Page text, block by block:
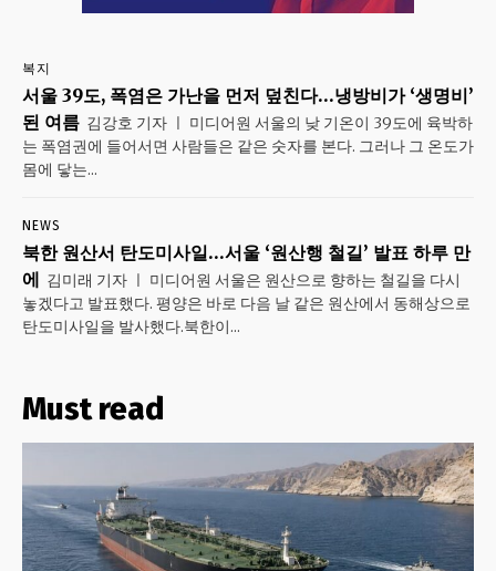
복지
서울 39도, 폭염은 가난을 먼저 덮친다…냉방비가 ‘생명비’
된 여름 김강호 기자 ㅣ 미디어원 서울의 낮 기온이 39도에 육박하
는 폭염권에 들어서면 사람들은 같은 숫자를 본다. 그러나 그 온도가
몸에 닿는...
NEWS
북한 원산서 탄도미사일…서울 ‘원산행 철길’ 발표 하루 만
에 김미래 기자 ㅣ 미디어원 서울은 원산으로 향하는 철길을 다시
놓겠다고 발표했다. 평양은 바로 다음 날 같은 원산에서 동해상으로
탄도미사일을 발사했다.북한이...
Must read